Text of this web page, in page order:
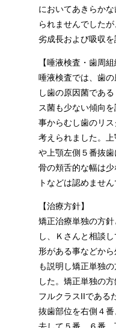
においてあきらか
られませんでした
劣成長および吸収を
【唾液検査・歯周組
唾液検査では、歯
し歯の原因菌であ
ス菌も少ない傾向
事からむし歯のリス
考えられました。
や上顎左側５番抜
骨の頬舌的な幅は
トなどは認めません
【治療方針】
矯正治療単独の方
し、Ｋさんと相談
形がある事などか
も説明し矯正単独の
した。矯正単独の
フルクラスIIである
抜歯部位を右側４